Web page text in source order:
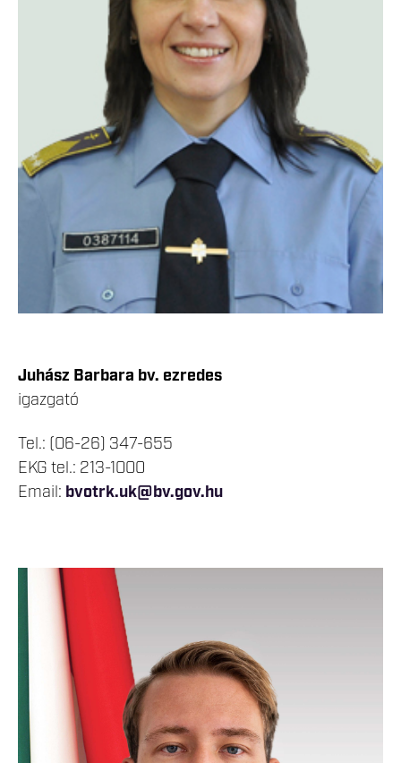
Juhász Barbara bv. ezredes
igazgató
Tel.: (06-26) 347-655
EKG tel.: 213-1000
Email: bvotrk.uk@bv.gov.hu